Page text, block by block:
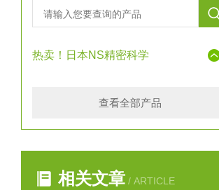
热卖！日本NS精密科学
查看全部产品
相关文章 / ARTICLE